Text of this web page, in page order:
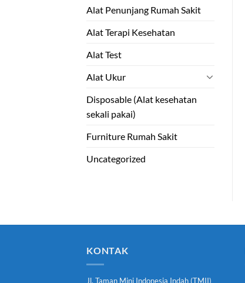
Alat Penunjang Rumah Sakit
Alat Terapi Kesehatan
Alat Test
Alat Ukur
Disposable (Alat kesehatan
sekali pakai)
Furniture Rumah Sakit
Uncategorized
KONTAK
Jl. Taman Mini Indonesia Indah (TMII)